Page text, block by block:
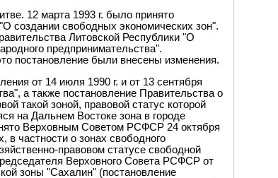
12 марта 1993 г. было принято
создании свободных экономических зон".
Литовской Республики "О
предпринимательства".
постановление были внесены изменения.
от 14 июля 1990 г. и от 13 сентября
а также постановление Правительства о
такой зоной, правовой статус которой
на Дальнем Востоке зона в городе
Верховным Советом РСФСР 24 октября
в частности о зонах свободного
правовом статусе свободной
Верховного Совета РСФСР от
зоны "Сахалин" (постановление